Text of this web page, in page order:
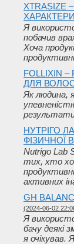
XTRASIZE
Я
побачив
Хоча
FOLLIXIN
ДЛЯ
Як людина,
НУТРІГО
ФІЗИЧНОЇ
Nutrigo Lab
тих, хто
активних
GH
(2024-06-02
Я
бачу деякі
я очікував.